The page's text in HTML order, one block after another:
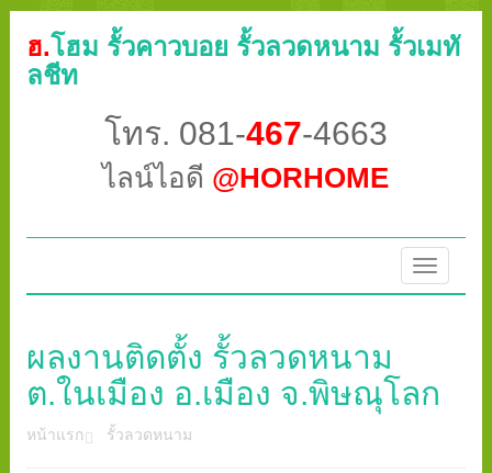
ฮ.โฮม รั้วคาวบอย รั้วลวดหนาม รั้วเมทั
ลชีท
โทร. 081-467-4663
ไลน์ไอดี @HORHOME
Toggle
ผลงานติดตั้ง รั้วลวดหนาม
ต.ในเมือง อ.เมือง จ.พิษณุโลก
หน้าแรก รั้วลวดหนาม